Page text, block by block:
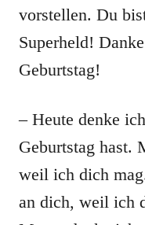
vorstellen. Du
Superheld!
Geburtstag!
– Heute denke
Geburtstag hast.
weil ich dich
an dich, weil ich